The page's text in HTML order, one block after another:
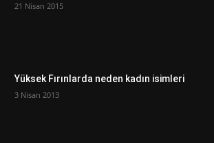
21 Nisan 2015
Yüksek Fırınlarda neden kadın isimleri
3 Nisan 2013